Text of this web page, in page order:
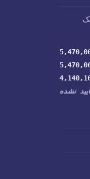
نشده